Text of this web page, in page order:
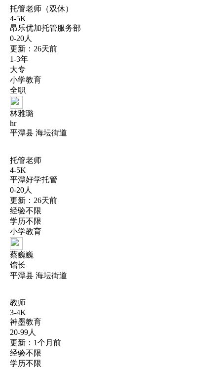
托管老师（双休）
4-5K
昂乐优加托管服务部
0-20人
更新：26天前
1-3年
大专
小学教育
全职
林雅璐
hr
平潭县 海坛街道
托管老师
4-5K
平潭好学托管
0-20人
更新：26天前
经验不限
学历不限
小学教育
蔡巍巍
馆长
平潭县 海坛街道
教师
3-4K
神墨教育
20-99人
更新：1个月前
经验不限
学历不限